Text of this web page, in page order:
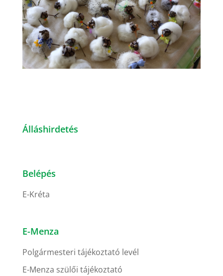
Álláshirdetés
Belépés
E-Kréta
E-Menza
Polgármesteri tájékoztató levél
E-Menza szülői tájékoztató